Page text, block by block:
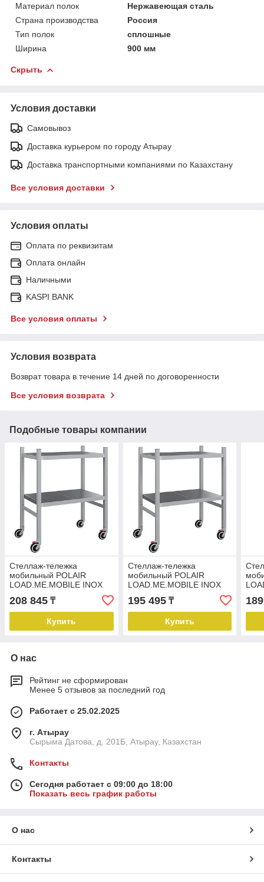
Материал полок
Нержавеющая сталь
Страна производства
Россия
Тип полок
сплошные
Ширина
900 мм
Скрыть
Условия доставки
Самовывоз
Доставка курьером по городу Атырау
Доставка транспортными компаниями по Казахстану
Все условия доставки
Условия оплаты
Оплата по реквизитам
Оплата онлайн
Наличными
KASPI BANK
Все условия оплаты
Условия возврата
Возврат товара в течение 14 дней по договоренности
Все условия возврата
Подобные товары компании
Стеллаж-тележка
мобильный POLAIR
LOAD.ME.MOBILE INOX
МI09.2.40.11
400х900х1100 мм
208 845 ₸
Купить
Стеллаж-тележка
мобильный POLAIR
LOAD.ME.MOBILE INOX
МI09.2.40.10
400х900х1000 мм
195 495₸
Купить
О нас
Рейтинг не сформирован
Менее 5 отзывов за последний год
Работает с 25.02.2025
г. Атырау
Сырыма Датова, д. 201Б, Атырау, Казахстан
Контакты
Сегодня работает с 09:00 до 18:00
Показать весь график работы
О нас
Контакты